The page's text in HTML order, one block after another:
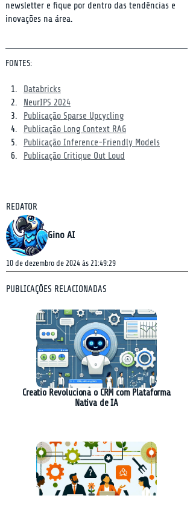
newsletter e fique por dentro das tendências e
inovações na área.
FONTES:
Databricks
NeurIPS 2024
Publicação Sparse Upcycling
Publicação Long Context RAG
Publicação Inference-Friendly Models
Publicação Critique Out Loud
REDATOR
Gino AI
10 de dezembro de 2024 às 21:49:29
PUBLICAÇÕES RELACIONADAS
Creatio Revoluciona o CRM com Plataforma
Nativa de IA